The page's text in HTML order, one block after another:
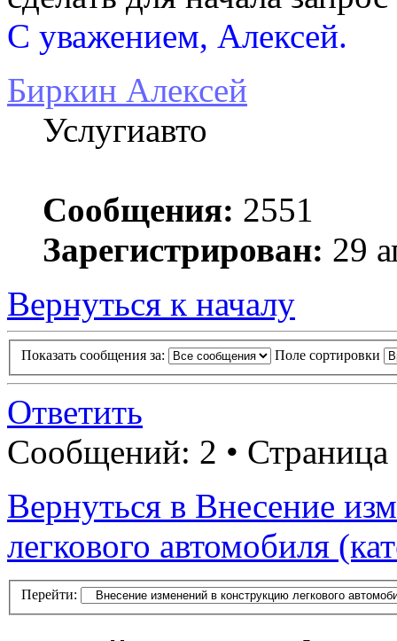
С уважением, Алексей.
Биркин Алексей
Услугиавто
Сообщения: 2551
Зарегистрирован: 29
Вернуться к началу
Показать сообщения за: Поле сортировки
Ответить
Сообщений: 2 • Страница
Вернуться в Внесение
легкового автомобиля
Перейти: